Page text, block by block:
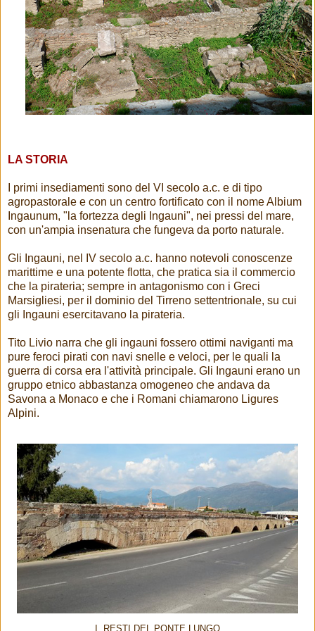
LA STORIA
I primi insediamenti sono del VI secolo a.c. e di tipo
agropastorale e con un centro fortificato con il nome Albium
Ingaunum, "la fortezza degli Ingauni", nei pressi del mare,
con un'ampia insenatura che fungeva da porto naturale.
Gli Ingauni, nel IV secolo a.c. hanno notevoli conoscenze
marittime e una potente flotta, che pratica sia il commercio
che la pirateria; sempre in antagonismo con i Greci
Marsigliesi, per il dominio del Tirreno settentrionale, su cui
gli Ingauni esercitavano la pirateria.
Tito Livio narra che gli ingauni fossero ottimi naviganti ma
pure feroci pirati con navi snelle e veloci, per le quali la
guerra di corsa era l'attività principale. Gli Ingauni erano un
gruppo etnico abbastanza omogeneo che andava da
Savona a Monaco e che i Romani chiamarono Ligures
Alpini.
I RESTI DEL PONTE LUNGO